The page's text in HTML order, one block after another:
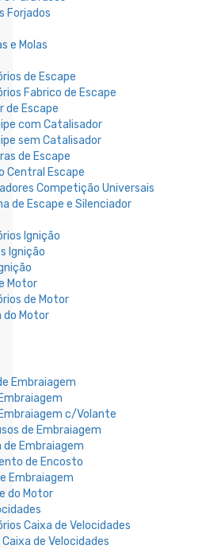
Forjados
e Molas
de Escape
Fabrico de Escape
de Escape
com Catalisador
sem Catalisador
de Escape
Central Escape
Competição Universais
de Escape e Silenciador
Ignição
Ignição
Motor
de Motor
do Motor
Embraiagem
c/Volante
de Embraiagem
de Embraiagem
de Encosto
Embraiagem
do Motor
Caixa de Velocidades
de Velocidades